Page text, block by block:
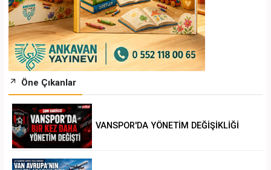
Öne Çıkanlar
VANSPOR'DA YÖNETİM DEĞİŞİKLİĞİ